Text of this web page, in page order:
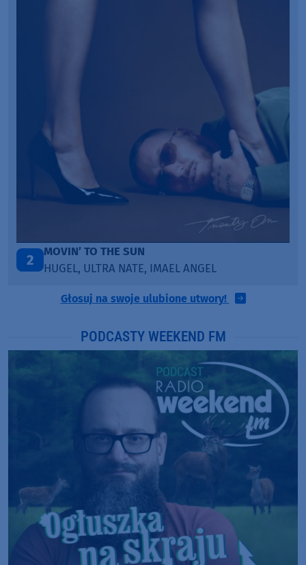
2
MOVIN’ TO THE SUN
HUGEL, ULTRA NATE, IMAEL ANGEL
Głosuj na swoje ulubione utwory!
PODCASTY WEEKEND FM